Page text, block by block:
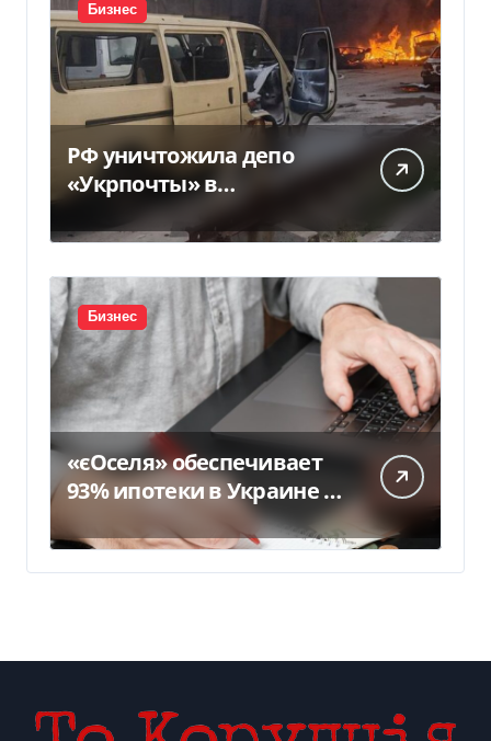
Бизнес
РФ уничтожила депо
«Укрпочты» в
Павлограде: есть
погибшие и ранены
Бизнес
«єОселя» обеспечивает
93% ипотеки в Украине –
банкиры